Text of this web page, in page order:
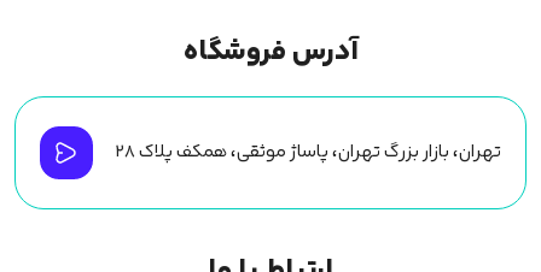
آدرس فروشگاه
تهران، بازار بزرگ تهران، پاساژ موثقی، همکف پلاک ۲۸